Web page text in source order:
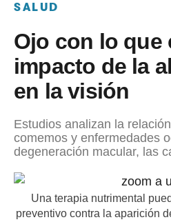
SALUD
Ojo con lo que
impacto de la
en la visión
Estudios analizan la
comemos y enfermedades
degeneración macular, las
Una terapia nutrimental
preventivo contra la aparición